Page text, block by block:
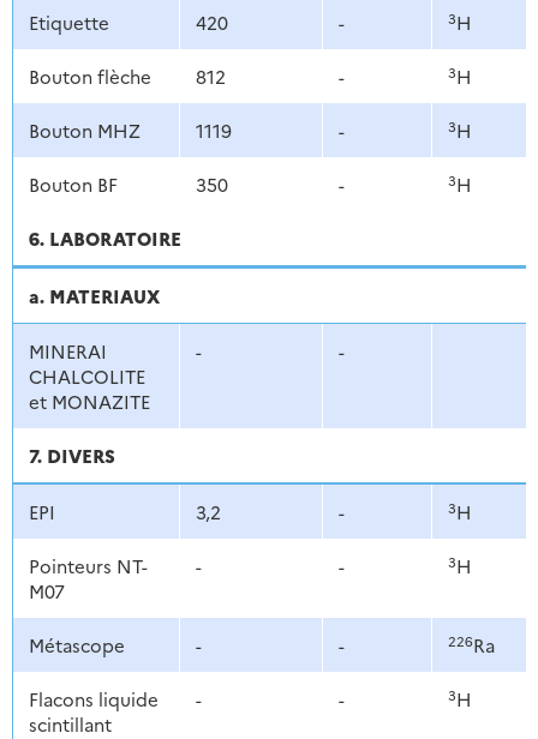
Etiquette 420 - 3H
Bouton flèche 812 - 3H
Bouton MHZ 1119 - 3H
Bouton BF 350 - 3H
6. LABORATOIRE
a. MATERIAUX
MINERAI
CHALCOLITE
et MONAZITE
- -
7. DIVERS
EPI 3,2 - 3H
Pointeurs NT-
M07
- - 3H
Métascope - - 226Ra
Flacons liquide
scintillant
- - 3H